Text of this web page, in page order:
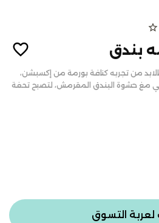
star_outline
بندق
من تجربه كنافة بورمة من إكسبشن،
مغ حشوة البندق المقرمش، لتصبح تحفة
التسوق